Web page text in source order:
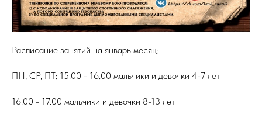
Расписание занятий на январь месяц:
ПН, СР, ПТ: 15.00 - 16.00 мальчики и девочки 4-7 лет
16.00 - 17.00 мальчики и девочки 8-13 лет